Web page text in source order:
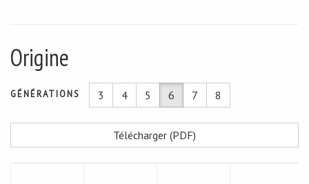
Origine
GÉNÉRATIONS 3 4 5 6 7 8
Télécharger (PDF)